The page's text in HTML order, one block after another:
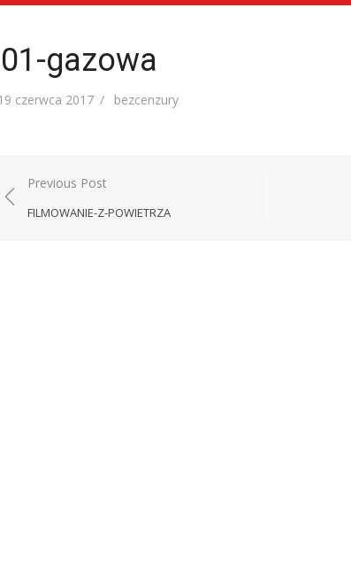
gazowa
czerwca 2017 Author
bezcenzury
Nawigacja
wpisu
Previous Post
FILMOWANIE-Z-POWIETRZA